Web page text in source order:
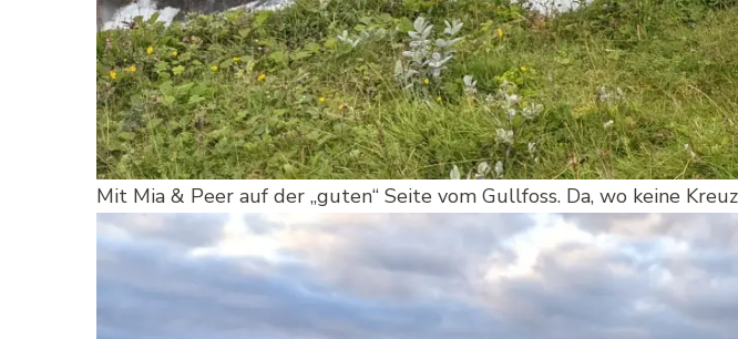
Mit Mia & Peer auf der „guten“ Seite vom Gullfoss. Da, wo keine